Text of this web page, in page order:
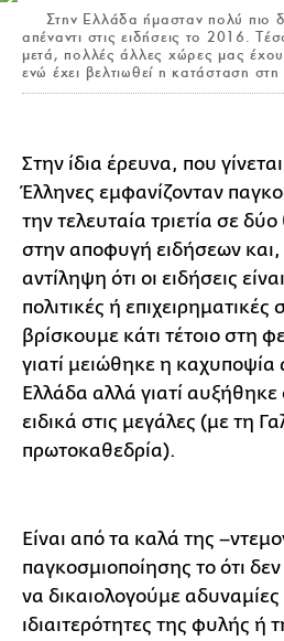
Στην Ελλάδα ήμασταν πολύ πιο
απέναντι στις ειδήσεις το 2016.
μετά, πολλές άλλες χώρες μας
ενώ έχει βελτιωθεί η κατάσταση
Στην ίδια έρευνα, που
Έλληνες εμφανίζονταν
την τελευταία τριετία σε
στην αποφυγή ειδήσεων
αντίληψη ότι οι ειδήσεις
πολιτικές ή
βρίσκουμε κάτι τέτοιο στη
γιατί μειώθηκε η καχυποψία
Ελλάδα αλλά γιατί
ειδικά στις μεγάλες (με τη
πρωτοκαθεδρία).
Είναι από τα καλά της
παγκοσμιοποίησης το ότι
να δικαιολογούμε
ιδιαιτερότητες της φυλής ή